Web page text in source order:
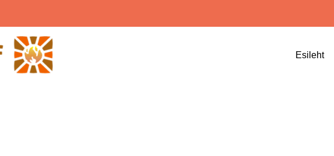
Esileht